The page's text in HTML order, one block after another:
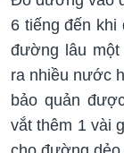
6 tiếng đến khi
đường lâu
ra nhiều nước
bảo quản
vắt thêm 1 vài